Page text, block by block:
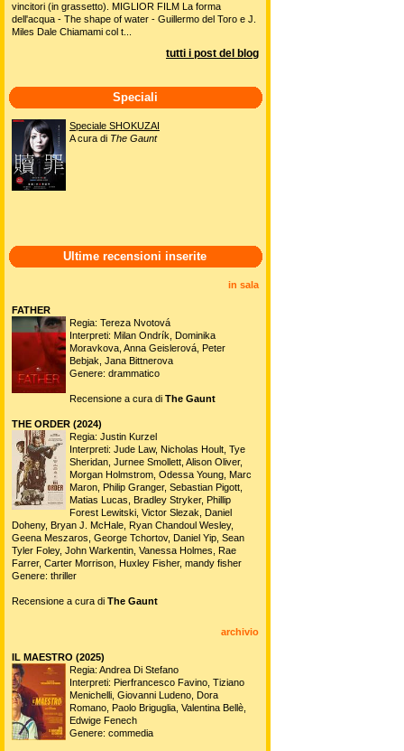
vincitori (in grassetto). MIGLIOR FILM La forma
dell'acqua - The shape of water - Guillermo del Toro e J.
Miles Dale Chiamami col t...
tutti i post del blog
Speciali
Speciale SHOKUZAI
A cura di The Gaunt
Ultime recensioni inserite
in sala
FATHER
Regia: Tereza Nvotová
Interpreti: Milan Ondrík, Dominika
Moravkova, Anna Geislerová, Peter
Bebjak, Jana Bittnerova
Genere: drammatico
Recensione a cura di The Gaunt
THE ORDER (2024)
Regia: Justin Kurzel
Interpreti: Jude Law, Nicholas Hoult, Tye
Sheridan, Jurnee Smollett, Alison Oliver,
Morgan Holmstrom, Odessa Young, Marc
Maron, Philip Granger, Sebastian Pigott,
Matias Lucas, Bradley Stryker, Phillip
Forest Lewitski, Victor Slezak, Daniel
Doheny, Bryan J. McHale, Ryan Chandoul Wesley,
Geena Meszaros, George Tchortov, Daniel Yip, Sean
Tyler Foley, John Warkentin, Vanessa Holmes, Rae
Farrer, Carter Morrison, Huxley Fisher, mandy fisher
Genere: thriller
Recensione a cura di The Gaunt
archivio
IL MAESTRO (2025)
Regia: Andrea Di Stefano
Interpreti: Pierfrancesco Favino, Tiziano
Menichelli, Giovanni Ludeno, Dora
Romano, Paolo Briguglia, Valentina Bellè,
Edwige Fenech
Genere: commedia